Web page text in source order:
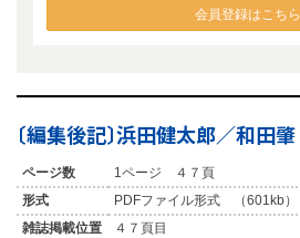
会員登録はこちら
〔編集後記〕浜田健太郎／和田肇
ページ数
1ページ ４７頁
形式
PDFファイル形式 （601kb）
雑誌掲載位置
４７頁目